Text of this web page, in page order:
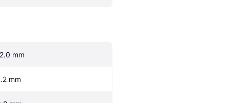
mm
mm